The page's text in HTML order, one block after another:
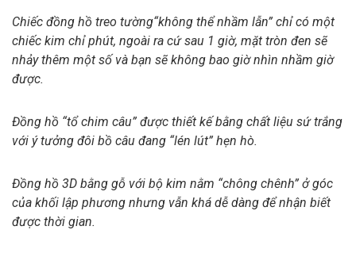
Chiếc đồng hồ treo tường“không thể nhầm lẫn” chỉ có một
chiếc kim chỉ phút, ngoài ra cứ sau 1 giờ, mặt tròn đen sẽ
nhảy thêm một số và bạn sẽ không bao giờ nhìn nhầm giờ
được.
Đồng hồ “tổ chim câu” được thiết kế bằng chất liệu sứ trắng
với ý tưởng đôi bồ câu đang “lén lút” hẹn hò.
Đồng hồ 3D bằng gỗ với bộ kim nằm “chông chênh” ở góc
của khối lập phương nhưng vẫn khá dễ dàng để nhận biết
được thời gian.